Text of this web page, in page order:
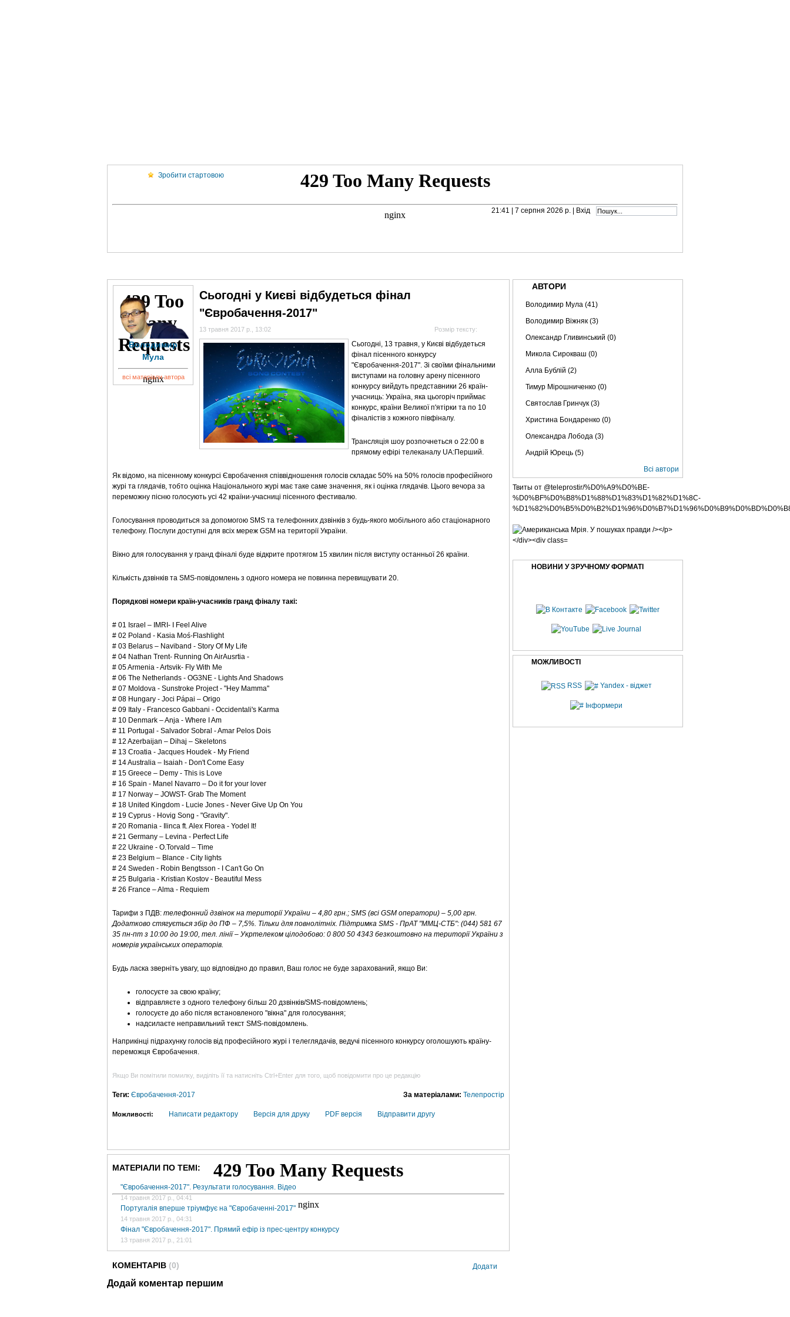
Зробити стартовою
21:41 | 7 серпня 2026 р. | Вхід
Володимир
Мула
всі матеріали автора
Сьогодні у Києві відбудеться фінал
"Євробачення-2017"
Розмір тексту:
13 травня 2017 р., 13:02
Сьогодні, 13 травня, у Києві відбудеться
фінал пісенного конкурсу
"Євробачення-2017". Зі своїми фінальними
виступами на головну арену пісенного
конкурсу вийдуть представники 26 країн-
учасниць: Україна, яка цьогоріч приймає
конкурс, країни Великої п'ятірки та по 10
фіналістів з кожного півфіналу.
Трансляція шоу розпочнеться о 22:00 в
прямому ефірі телеканалу UA:Перший.
Як відомо, на пісенному конкурсі Євробачення співвідношення голосів складає 50% на 50% голосів професійного
журі та глядачів, тобто оцінка Національного журі має таке саме значення, як і оцінка глядачів. Цього вечора за
переможну пісню голосують усі 42 країни-учасниці пісенного фестивалю.
Голосування проводиться за допомогою SMS та телефонних дзвінків з будь-якого мобільного або стаціонарного
телефону. Послуги доступні для всіх мереж GSM на території України.
Вікно для голосування у гранд фіналі буде відкрите протягом 15 хвилин після виступу останньої 26 країни.
Кількість дзвінків та SMS-повідомлень з одного номера не повинна перевищувати 20.
Порядкові номери країн-учасників гранд фіналу такі:
# 01 Israel – IMRI- I Feel Alive
# 02 Poland - Kasia Moś-Flashlight
# 03 Belarus – Naviband - Story Of My Life
# 04 Nathan Trent- Running On AirAusrtia -
# 05 Armenia - Artsvik- Fly With Me
# 06 The Netherlands - OG3NE - Lights And Shadows
# 07 Moldova - Sunstroke Project - "Hey Mamma"
# 08 Hungary - Joci Pápai – Origo
# 09 Italy - Francesco Gabbani - Occidentali's Karma
# 10 Denmark – Anja - Where I Am
# 11 Portugal - Salvador Sobral - Amar Pelos Dois
# 12 Azerbaijan – Dihaj – Skeletons
# 13 Croatia - Jacques Houdek - My Friend
# 14 Australia – Isaiah - Don't Come Easy
# 15 Greece – Demy - This is Love
# 16 Spain - Manel Navarro – Do it for your lover
# 17 Norway – JOWST- Grab The Moment
# 18 United Kingdom - Lucie Jones - Never Give Up On You
# 19 Cyprus - Hovig Song - "Gravity".
# 20 Romania - Ilinca ft. Alex Florea - Yodel It!
# 21 Germany – Levina - Perfect Life
# 22 Ukraine - O.Torvald – Time
# 23 Belgium – Blance - City lights
# 24 Sweden - Robin Bengtsson - I Can't Go On
# 25 Bulgaria - Kristian Kostov - Beautiful Mess
# 26 France – Alma - Requiem
Тарифи з ПДВ: телефонний дзвінок на території України – 4,80 грн.; SMS (всі GSM оператори) – 5,00 грн.
Додатково стягується збір до ПФ – 7,5%. Тільки для повнолітніх. Підтримка SMS - ПрАТ "ММЦ-СТБ": (044) 581 67
35 пн-пт з 10:00 до 19:00, тел. лінії – Укртелеком цілодобово: 0 800 50 4343 безкоштовно на території України з
номерів українських операторів.
Будь ласка зверніть увагу, що відповідно до правил, Ваш голос не буде зарахований, якщо Ви:
голосуєте за свою країну;
відправляєте з одного телефону більш 20 дзвінків/SMS-повідомлень;
голосуєте до або після встановленого "вікна" для голосування;
надсилаєте неправильний текст SMS-повідомлень.
Наприкінці підрахунку голосів від професійного журі і телеглядачів, ведучі пісенного конкурсу оголошують країну-
переможця Євробачення.
Якщо Ви помітили помилку, виділіть її та натисніть Ctrl+Enter для того, щоб повідомити про це редакцію
За матеріалами: Телепростір
Теги: Євробачення-2017
Можливості: Написати редактору Версія для друку PDF версія Відправити другу
МАТЕРІАЛИ ПО ТЕМІ:
"Євробачення-2017". Результати голосування. Відео
14 травня 2017 р., 04:41
Португалія вперше тріумфує на "Євробаченні-2017"
14 травня 2017 р., 04:31
Фінал "Євробачення-2017". Прямий ефір із прес-центру конкурсу
13 травня 2017 р., 21:01
Додати
КОМЕНТАРІВ (0)
Додай коментар першим
АВТОРИ
Володимир Мула (41)
Володимир Віжняк (3)
Олександр Гливинський (0)
Микола Сирокваш (0)
Алла Бублій (2)
Тимур Мірошниченко (0)
Святослав Гринчук (3)
Христина Бондаренко (0)
Олександра Лобода (3)
Андрій Юрець (5)
Всі автори
Твиты от @teleprostir/%D0%A9%D0%BE-
%D0%BF%D0%B8%D1%88%D1%83%D1%82%D1%8C-
НОВИНИ У ЗРУЧНОМУ ФОРМАТІ
МОЖЛИВОСТІ
RSS Yandex - віджет
Інформери